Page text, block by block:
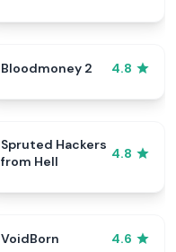
Bloodmoney 2 4.8
Spruted Hackers
from Hell
4.8
VoidBorn 4.6